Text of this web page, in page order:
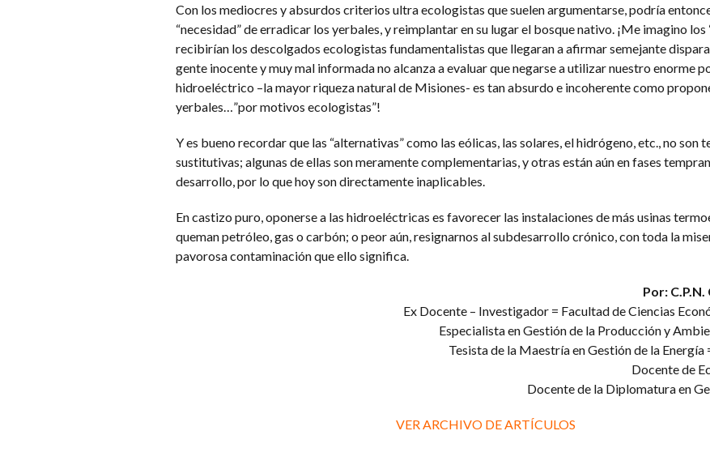
Con los mediocres y absurdos criterios ultra ecologistas que suelen argumentarse, podría
“necesidad” de erradicar los yerbales, y reimplantar en su lugar el bosque nativo. ¡Me imagino los
recibirían los descolgados ecologistas fundamentalistas que llegaran a afirmar semejante
gente inocente y muy mal informada no alcanza a evaluar que negarse a utilizar nuestro enorme
hidroeléctrico –la mayor riqueza natural de Misiones- es tan absurdo e incoherente como
yerbales…”por motivos ecologistas”!
Y es bueno recordar que las “alternativas” como las eólicas, las solares, el hidrógeno, etc., no son
sustitutivas; algunas de ellas son meramente complementarias, y otras están aún en fases
desarrollo, por lo que hoy son directamente inaplicables.
En castizo puro, oponerse a las hidroeléctricas es favorecer las instalaciones de más usinas
queman petróleo, gas o carbón; o peor aún, resignarnos al subdesarrollo crónico, con toda la
pavorosa contaminación que ello significa.
Por:
Ex Docente – Investigador = Facultad de Ciencias
Especialista en Gestión de la Producción y
Tesista de la Maestría en Gestión de la Energía
Docente de
Docente de la Diplomatura en
VER ARCHIVO DE ARTÍCULOS